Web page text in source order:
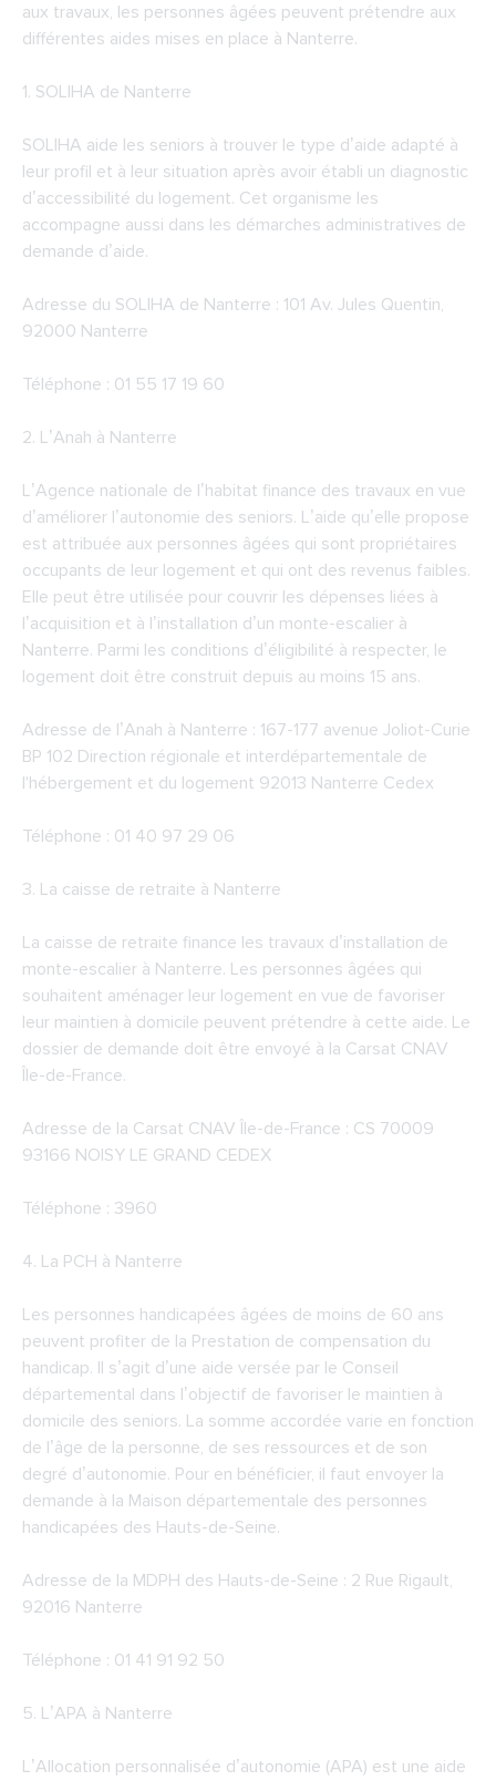
aux travaux, les personnes âgées peuvent prétendre aux
différentes aides mises en place à Nanterre.
1. SOLIHA de Nanterre
SOLIHA aide les seniors à trouver le type d’aide adapté à
leur profil et à leur situation après avoir établi un diagnostic
d’accessibilité du logement. Cet organisme les
accompagne aussi dans les démarches administratives de
demande d’aide.
Adresse du SOLIHA de Nanterre : 101 Av. Jules Quentin,
92000 Nanterre
Téléphone : 01 55 17 19 60
2. L’Anah à Nanterre
L’Agence nationale de l’habitat finance des travaux en vue
d’améliorer l’autonomie des seniors. L’aide qu’elle propose
est attribuée aux personnes âgées qui sont propriétaires
occupants de leur logement et qui ont des revenus faibles.
Elle peut être utilisée pour couvrir les dépenses liées à
l’acquisition et à l’installation d’un monte-escalier à
Nanterre. Parmi les conditions d’éligibilité à respecter, le
logement doit être construit depuis au moins 15 ans.
Adresse de l’Anah à Nanterre : 167-177 avenue Joliot-Curie
BP 102 Direction régionale et interdépartementale de
l'hébergement et du logement 92013 Nanterre Cedex
Téléphone : 01 40 97 29 06
3. La caisse de retraite à Nanterre
La caisse de retraite finance les travaux d’installation de
monte-escalier à Nanterre. Les personnes âgées qui
souhaitent aménager leur logement en vue de favoriser
leur maintien à domicile peuvent prétendre à cette aide. Le
dossier de demande doit être envoyé à la Carsat CNAV
Île-de-France.
Adresse de la Carsat CNAV Île-de-France : CS 70009
93166 NOISY LE GRAND CEDEX
Téléphone : 3960
4. La PCH à Nanterre
Les personnes handicapées âgées de moins de 60 ans
peuvent profiter de la Prestation de compensation du
handicap. Il s’agit d’une aide versée par le Conseil
départemental dans l’objectif de favoriser le maintien à
domicile des seniors. La somme accordée varie en fonction
de l’âge de la personne, de ses ressources et de son
degré d’autonomie. Pour en bénéficier, il faut envoyer la
demande à la Maison départementale des personnes
handicapées des Hauts-de-Seine.
Adresse de la MDPH des Hauts-de-Seine : 2 Rue Rigault,
92016 Nanterre
Téléphone : 01 41 91 92 50
5. L’APA à Nanterre
L’Allocation personnalisée d’autonomie (APA) est une aide